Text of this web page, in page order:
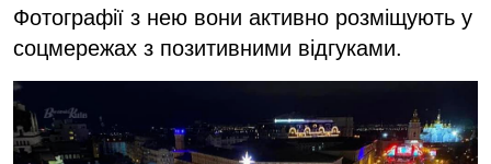
Фотографії з нею вони активно розміщують у
соцмережах з позитивними відгуками.